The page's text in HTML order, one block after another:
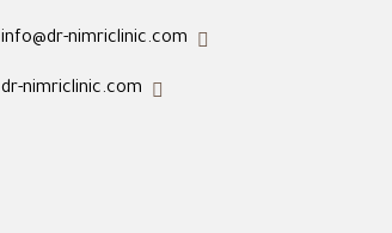
info@dr-nimriclinic.com
dr-nimriclinic.com